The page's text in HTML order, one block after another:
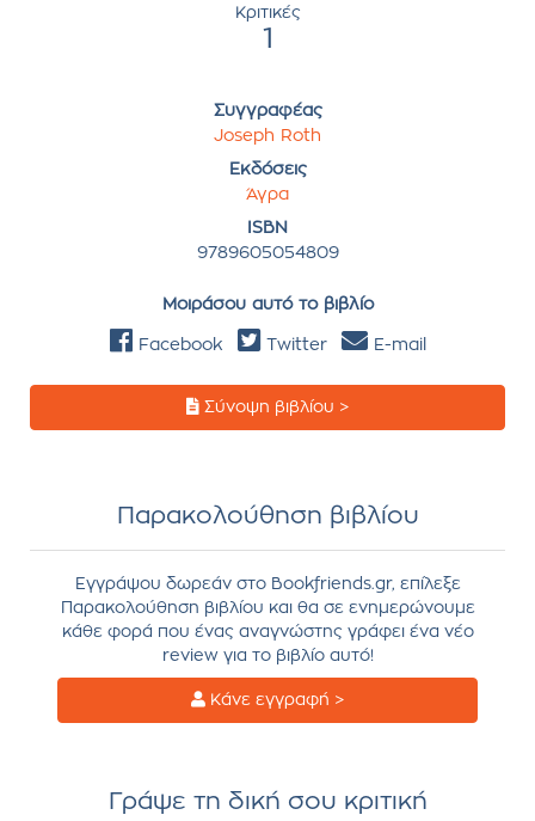
Κριτικές
1
Συγγραφέας
Joseph Roth
Εκδόσεις
Άγρα
ISBN
9789605054809
Μοιράσου αυτό το βιβλίο
Facebook Twitter E-mail
Σύνοψη βιβλίου >
Παρακολούθηση βιβλίου
Εγγράψου δωρεάν στο Bookfriends.gr, επίλεξε
Παρακολούθηση βιβλίου και θα σε ενημερώνουμε
κάθε φορά που ένας αναγνώστης γράφει ένα νέο
review για το βιβλίο αυτό!
Κάνε εγγραφή >
Γράψε τη δική σου κριτική